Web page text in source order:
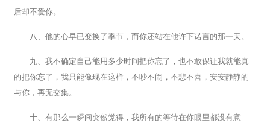
后却不爱你。
八、他的心早已变换了季节，而你还站在他许下诺言的那一天。
九、我不确定自己能用多少时间把你忘了，也不敢保证我就能真
的把你忘了，我只能像现在这样，不吵不闹，不悲不喜，安安静静的
与你，再无交集。
十、有那么一瞬间突然觉得，我所有的等待在你眼里都没有意